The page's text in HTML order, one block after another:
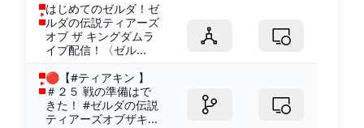
はじめてのゼルダ！ゼ
ルダの伝説ティアーズ
オブ ザ キングダムラ
イブ配信！〈ゼル...
🔴【#ティアキン 】
＃２５ 戦の準備はで
きた！ #ゼルダの伝説
ティアーズオブザキ...